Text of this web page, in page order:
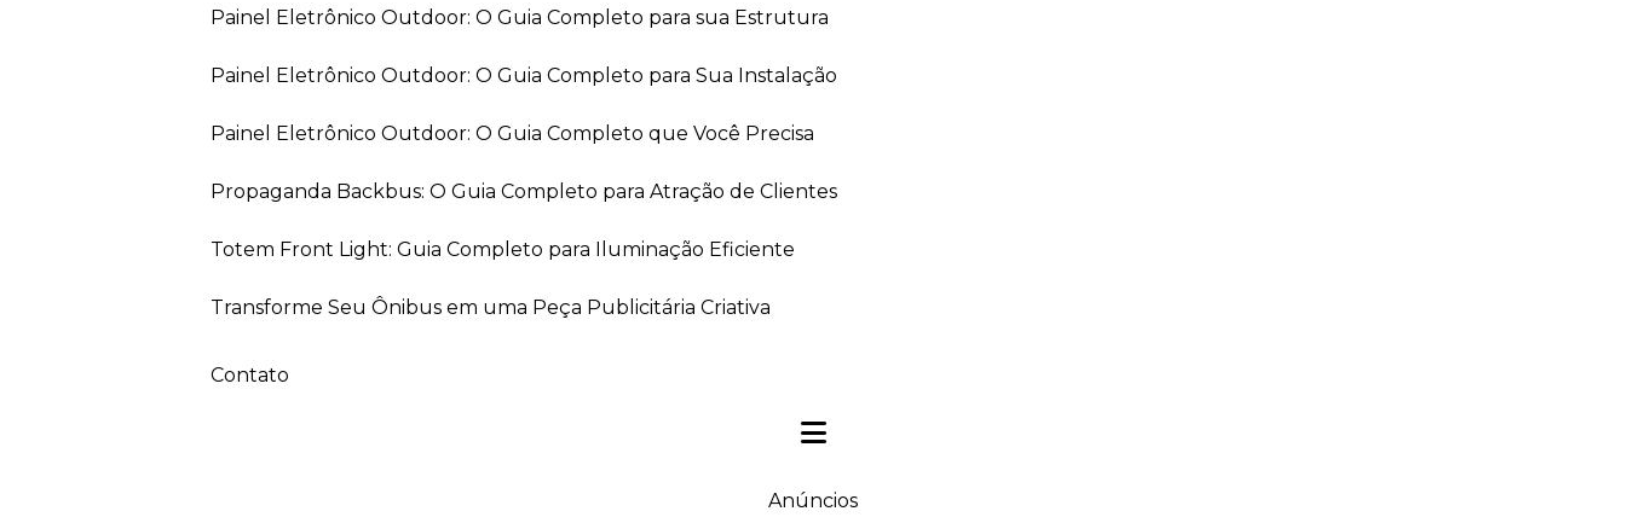
Painel Eletrônico Outdoor: O Guia Completo para sua Estrutura
Painel Eletrônico Outdoor: O Guia Completo para Sua Instalação
Painel Eletrônico Outdoor: O Guia Completo que Você Precisa
Propaganda Backbus: O Guia Completo para Atração de Clientes
Totem Front Light: Guia Completo para Iluminação Eficiente
Transforme Seu Ônibus em uma Peça Publicitária Criativa
Contato
anúncios